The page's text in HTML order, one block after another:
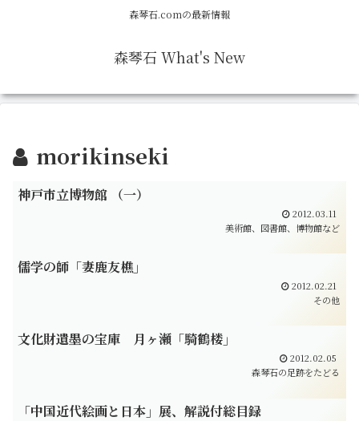
森琴石.comの最新情報
森琴石 What's New
morikinseki
神戸市立博物館 （一）
2012.03.11
美術館、図書館、博物館など
儒学の師「妻鹿友樵」
2012.02.21
その他
文化財遺墨の宝庫 月ヶ瀬「騎鶴楼」
2012.02.05
森琴石の足跡をたどる
「中国近代絵画と日本」展、解説付総目録